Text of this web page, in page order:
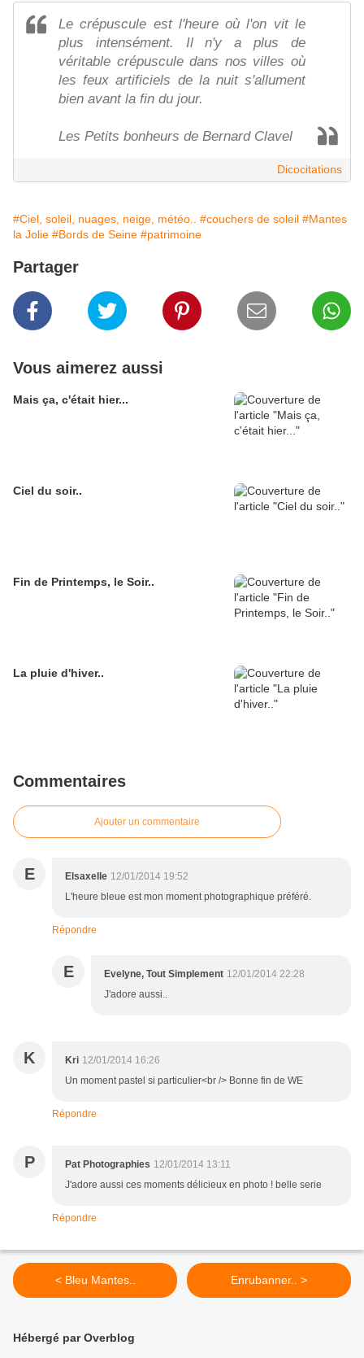
Le crépuscule est l'heure où l'on vit le
plus intensément. Il n'y a plus de
véritable crépuscule dans nos villes où
les feux artificiels de la nuit s'allument
bien avant la fin du jour.
Les Petits bonheurs de Bernard Clavel
Dicocitations
#Ciel, soleil, nuages, neige, météo.. #couchers de soleil #Mantes
la Jolie #Bords de Seine #patrimoine
Partager
Vous aimerez aussi
Mais ça, c'était hier...
Ciel du soir..
Fin de Printemps, le Soir..
La pluie d'hiver..
Commentaires
Ajouter un commentaire
E Elsaxelle 12/01/2014 19:52
L'heure bleue est mon moment photographique préféré.
Répondre
E Evelyne, Tout Simplement 12/01/2014 22:28
J'adore aussi..
K Kri 12/01/2014 16:26
Un moment pastel si particulier<br /> Bonne fin de WE
Répondre
P Pat Photographies 12/01/2014 13:11
J'adore aussi ces moments délicieux en photo ! belle serie
Répondre
< Bleu Mantes.. Enrubanner.. >
Hébergé par Overblog